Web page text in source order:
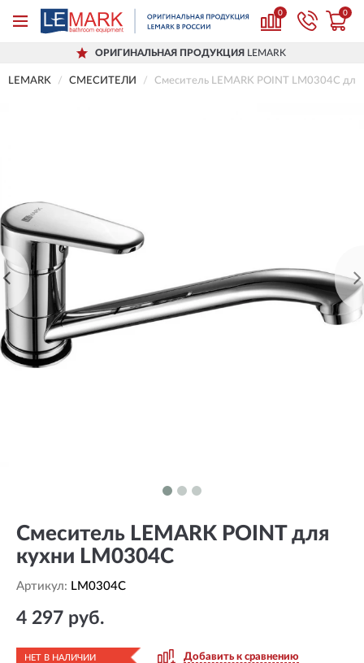
0 0
ОРИГИНАЛЬНАЯ ПРОДУКЦИЯ LEMARK
LEMARK СМЕСИТЕЛИ Смеситель LEMARK POINT LM0304C для
Смеситель LEMARK POINT для
кухни LM0304C
Артикул: LM0304C
4 297 руб.
НЕТ В НАЛИЧИИ Добавить к сравнению